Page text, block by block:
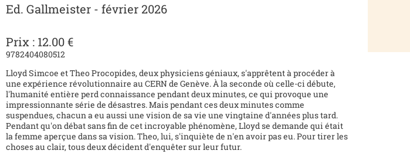
Ed. Gallmeister - février 2026
Prix : 12.00 €
9782404080512
Lloyd Simcoe et Theo Procopides, deux physiciens géniaux, s'apprêtent à procéder à
une expérience révolutionnaire au CERN de Genève. À la seconde où celle-ci débute,
l'humanité entière perd connaissance pendant deux minutes, ce qui provoque une
impressionnante série de désastres. Mais pendant ces deux minutes comme
suspendues, chacun a eu aussi une vision de sa vie une vingtaine d'années plus tard.
Pendant qu'on débat sans fin de cet incroyable phénomène, Lloyd se demande qui était
la femme aperçue dans sa vision. Theo, lui, s'inquiète de n'en avoir pas eu. Pour tirer les
choses au clair, tous deux décident d'enquêter sur leur futur.